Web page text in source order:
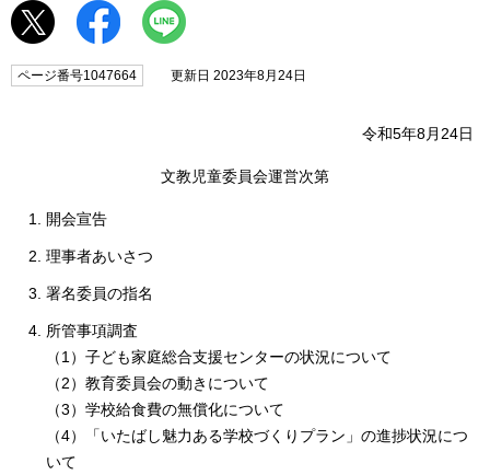
ページ番号1047664 更新日 2023年8月24日
令和5年8月24日
文教児童委員会運営次第
開会宣告
理事者あいさつ
署名委員の指名
所管事項調査
（1）子ども家庭総合支援センターの状況について
（2）教育委員会の動きについて
（3）学校給食費の無償化について
（4）「いたばし魅力ある学校づくりプラン」の進捗状況につ
いて